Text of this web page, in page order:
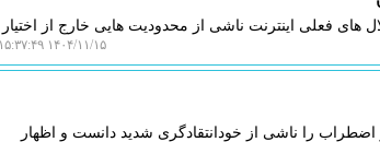
های فعلی اینترنت ناشی از محدودیت هایی خارج از اختیار
۱۴۰۴/۱۱/۱۵ ۱۵:۳۷:۴۹
را ناشی از خودانتقادگری شدید دانست و اظهار